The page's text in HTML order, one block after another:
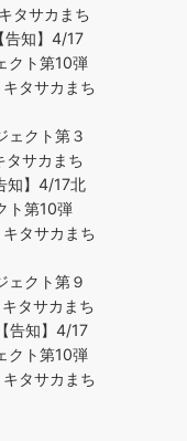
タサカまち
【告知】4/17
クト第10弾
タサカまち
ェクト第３
サカまち
知】4/17北
ト第10弾
タサカまち
ェクト第９
タサカまち
【告知】4/17
クト第10弾
タサカまち